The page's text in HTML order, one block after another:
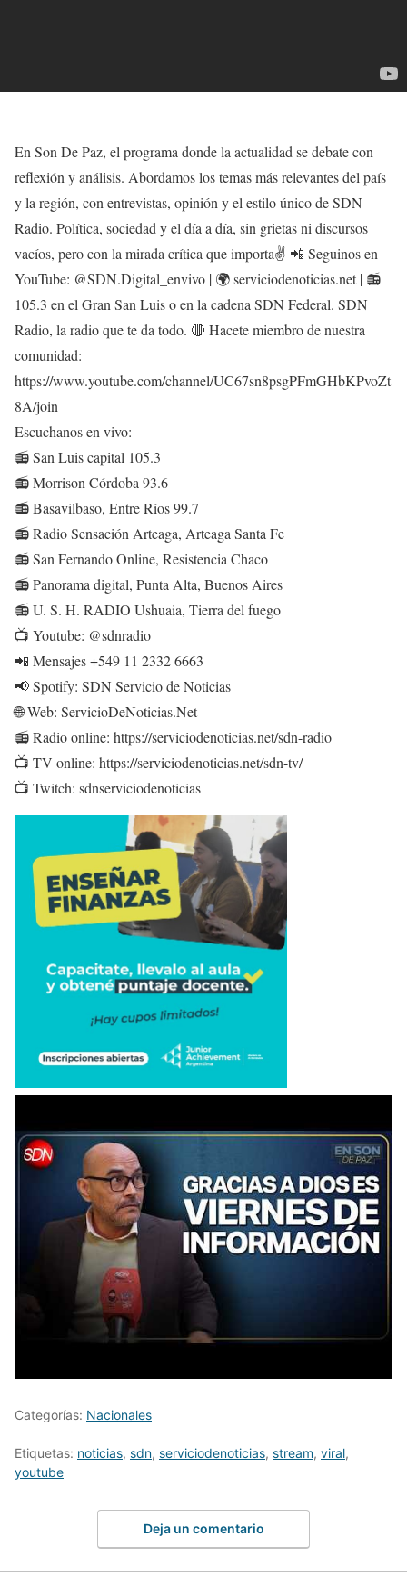
En Son De Paz, el programa donde la actualidad se debate con
reflexión y análisis. Abordamos los temas más relevantes del país
y la región, con entrevistas, opinión y el estilo único de SDN
Radio. Política, sociedad y el día a día, sin grietas ni discursos
vacíos, pero con la mirada crítica que importa✌️ 📲 Seguinos en
YouTube: @SDN.Digital_envivo | 🌍 serviciodenoticias.net | 📻
105.3 en el Gran San Luis o en la cadena SDN Federal. SDN
Radio, la radio que te da todo. 🔴 Hacete miembro de nuestra
comunidad:
https://www.youtube.com/channel/UC67sn8psgPFmGHbKPvoZt
8A/join
Escuchanos en vivo:
📻 San Luis capital 105.3
📻 Morrison Córdoba 93.6
📻 Basavilbaso, Entre Ríos 99.7
📻 Radio Sensación Arteaga, Arteaga Santa Fe
📻 San Fernando Online, Resistencia Chaco
📻 Panorama digital, Punta Alta, Buenos Aires
📻 U. S. H. RADIO Ushuaia, Tierra del fuego
📺 Youtube: @sdnradio
📲 Mensajes +549 11 2332 6663
📢 Spotify: SDN Servicio de Noticias
🌐 Web: ServicioDeNoticias.Net
📻 Radio online: https://serviciodenoticias.net/sdn-radio
📺 TV online: https://serviciodenoticias.net/sdn-tv/
📺 Twitch: sdnserviciodenoticias
Categorías: Nacionales
Etiquetas: noticias, sdn, serviciodenoticias, stream, viral,
youtube
Deja un comentario